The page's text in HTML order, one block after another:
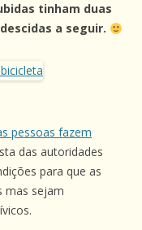
tinham duas
a seguir.
pessoas fazem
das autoridades
para que as
mas sejam